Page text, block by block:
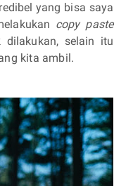
yang bisa saya
copy paste
dilakukan, selain itu
kita ambil.